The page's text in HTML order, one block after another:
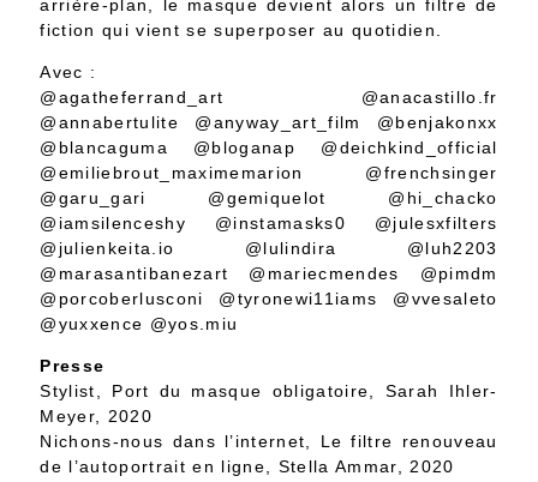
arrière-plan, le masque devient alors un filtre de
fiction qui vient se superposer au quotidien.
Avec :
@agatheferrand_art @anacastillo.fr
@annabertulite @anyway_art_film @benjakonxx
@blancaguma @bloganap @deichkind_official
@emiliebrout_maximemarion @frenchsinger
@garu_gari @gemiquelot @hi_chacko
@iamsilenceshy @instamasks0 @julesxfilters
@julienkeita.io @lulindira @luh2203
@marasantibanezart @mariecmendes @pimdm
@porcoberlusconi @tyronewi11iams @vvesaleto
@yuxxence @yos.miu
Presse
Stylist, Port du masque obligatoire, Sarah Ihler-
Meyer, 2020
Nichons-nous dans l’internet, Le filtre renouveau
de l’autoportrait en ligne, Stella Ammar, 2020